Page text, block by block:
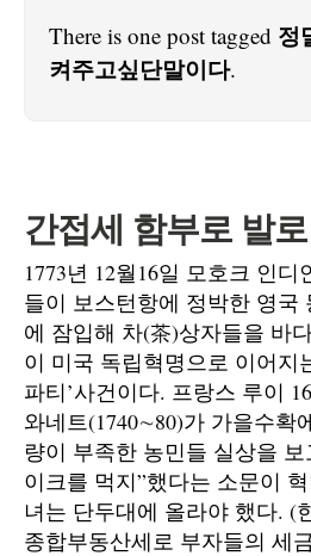
There is one post tagged 정
켜주고싶단말이다.
간접세 함부로 발
1773년 12월16일 모호크 인
들이 보스턴항에 정박한 영국
에 잠입해 차(茶)상자들을 바
이 미국 독립혁명으로 이어지
파티’사건이다. 프랑스 루이
와네트(1740∼80)가 가을수확
량이 부족한 농민들 실상을
이크를 먹지”했다는 소문이
녀는 단두대에 올라야 했다. (
종합부동산세로 부자들의 세